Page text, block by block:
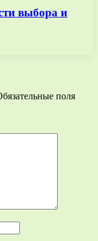
выбора и
поля